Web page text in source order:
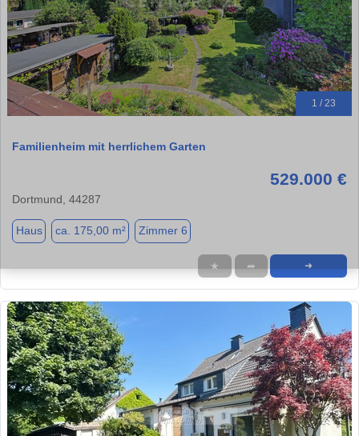
1 / 23
Familienheim mit herrlichem Garten
529.000 €
Dortmund, 44287
Haus ca. 175,00 m² Zimmer 6
★ ➦ ➜